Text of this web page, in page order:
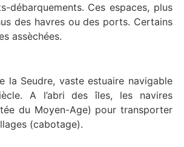
débarquements. Ces espaces, plus
des havres ou des ports. Certains
assèchées.
Seudre, vaste estuaire navigable
A l’abri des îles, les navires
du Moyen-Age) pour transporter
(cabotage).